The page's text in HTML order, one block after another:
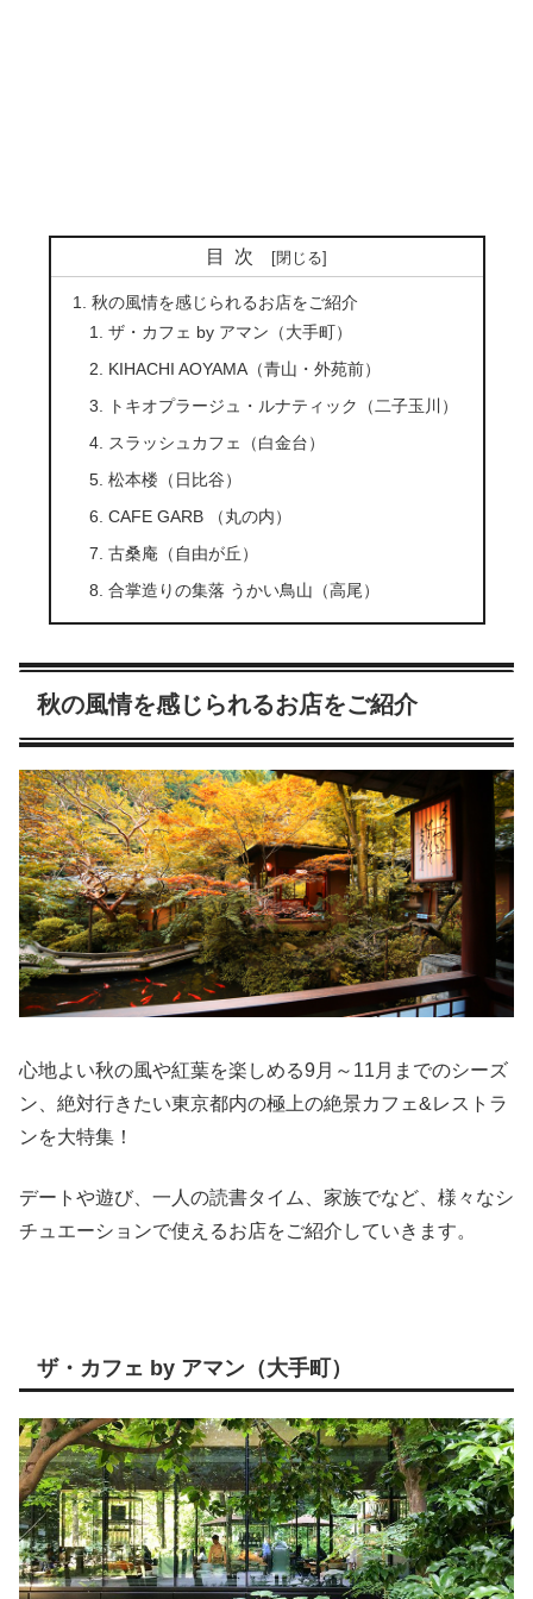
目次
秋の風情を感じられるお店をご紹介
ザ・カフェ by アマン（大手町）
KIHACHI AOYAMA（青山・外苑前）
トキオプラージュ・ルナティック（二子玉川）
スラッシュカフェ（白金台）
松本楼（日比谷）
CAFE GARB （丸の内）
古桑庵（自由が丘）
合掌造りの集落 うかい鳥山（高尾）
秋の風情を感じられるお店をご紹介
心地よい秋の風や紅葉を楽しめる9月～11月までのシーズ
ン、絶対行きたい東京都内の極上の絶景カフェ&レストラ
ンを大特集！
デートや遊び、一人の読書タイム、家族でなど、様々なシ
チュエーションで使えるお店をご紹介していきます。
ザ・カフェ by アマン（大手町）